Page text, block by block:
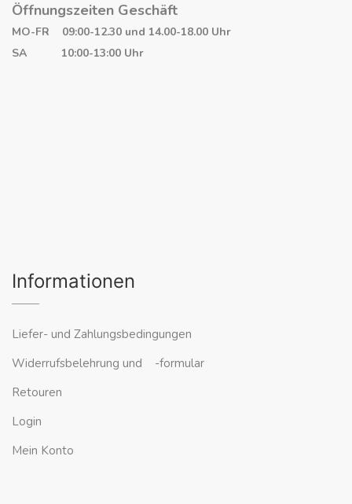
Öffnungszeiten Geschäft
MO-FR 09:00-12.30 und 14.00-18.00 Uhr
SA 10:00-13:00 Uhr
Informationen
Liefer- und Zahlungsbedingungen
Widerrufsbelehrung und -formular
Retouren
Login
Mein Konto